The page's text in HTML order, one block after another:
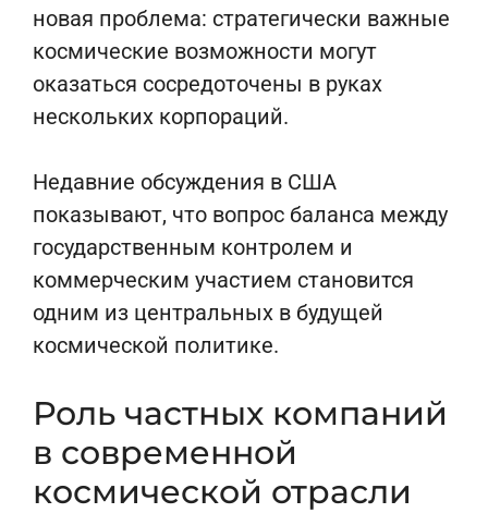
новая проблема: стратегически важные
космические возможности могут
оказаться сосредоточены в руках
нескольких корпораций.
Недавние обсуждения в США
показывают, что вопрос баланса между
государственным контролем и
коммерческим участием становится
одним из центральных в будущей
космической политике.
Роль частных компаний
в современной
космической отрасли